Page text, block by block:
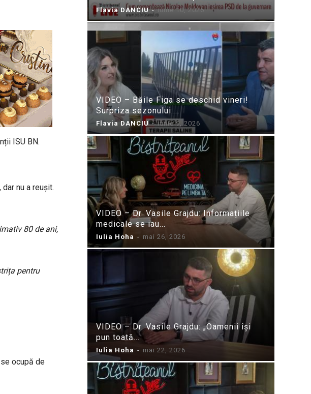
ISU BN.
nu a reușit.
80 de ani,
pentru
ocupă de
Flavia DANCIU - iunie 10, 2026
VIDEO – Băile Figa se deschid vineri!
Surpriza sezonului:...
Flavia DANCIU - iunie 9, 2026
VIDEO – Dr. Vasile Grajdu: Informațiile
medicale se iau...
Iulia Hoha - mai 26, 2026
VIDEO – Dr. Vasile Grajdu: „Oamenii își
pun toată...
Iulia Hoha - mai 22, 2026